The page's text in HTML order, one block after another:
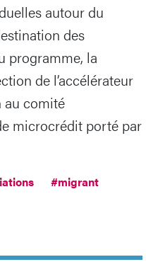
autour du
des
programme, la
de l’accélérateur
au comité
microcrédit porté par
#migrant